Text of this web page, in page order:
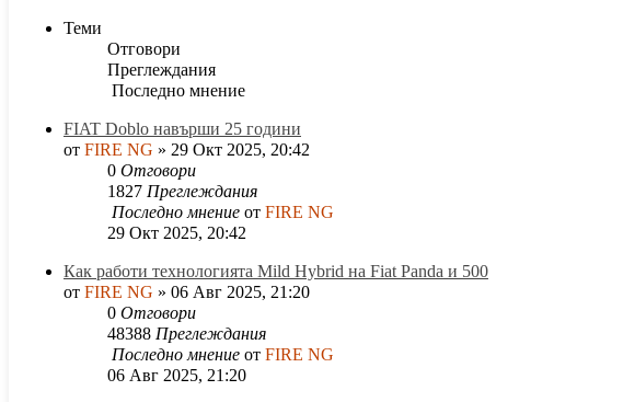
Теми
Отговори
Преглеждания
Последно мнение
FIAT Doblo навърши 25 години
от FIRE NG » 29 Окт 2025, 20:42
0 Отговори
1827 Преглеждания
Последно мнение от FIRE NG
29 Окт 2025, 20:42
Как работи технологията Mild Hybrid на Fiat Panda и 500
от FIRE NG » 06 Авг 2025, 21:20
0 Отговори
48388 Преглеждания
Последно мнение от FIRE NG
06 Авг 2025, 21:20